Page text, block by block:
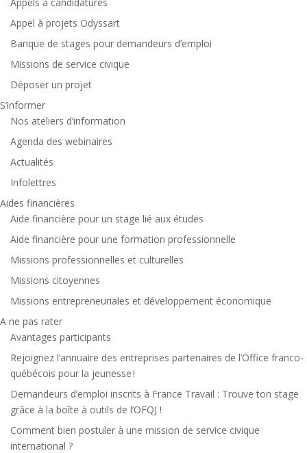
Appel à projets Odyssart
Banque de stages pour demandeurs d’emploi
Missions de service civique
Déposer un projet
S’informer
Nos ateliers d’information
Agenda des webinaires
Actualités
Infolettres
Aides financières
Aide financière pour un stage lié aux études
Aide financière pour une formation professionnelle
Missions professionnelles et culturelles
Missions citoyennes
Missions entrepreneuriales et développement économique
A ne pas rater
Avantages participants
Rejoignez l’annuaire des entreprises partenaires de l’Office franco-
québécois pour la jeunesse !
Demandeurs d’emploi inscrits à France Travail : Trouve ton stage
grâce à la boîte à outils de l’OFQJ !
Comment bien postuler à une mission de service civique
international ?